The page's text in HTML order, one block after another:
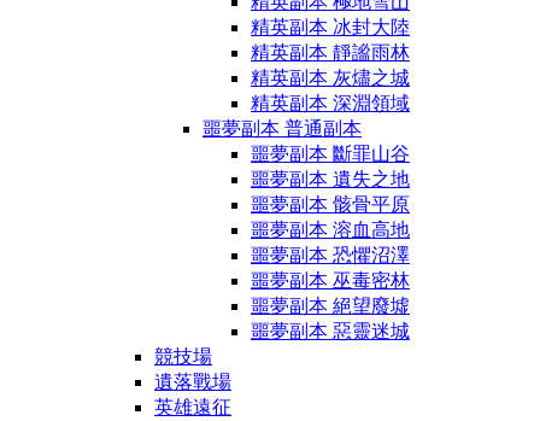
精英副本 冰封大陸
精英副本 靜謐雨林
精英副本 灰燼之城
精英副本 深淵領域
噩夢副本 普通副本
噩夢副本 斷罪山谷
噩夢副本 遺失之地
噩夢副本 骸骨平原
噩夢副本 溶血高地
噩夢副本 恐懼沼澤
噩夢副本 巫毒密林
噩夢副本 絕望廢墟
噩夢副本 惡靈迷城
競技場
遺落戰場
英雄遠征